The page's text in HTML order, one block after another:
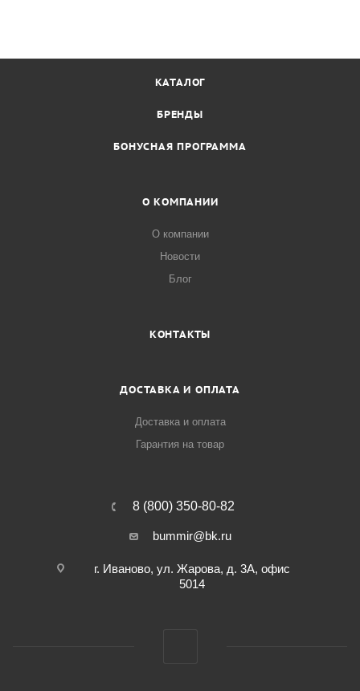
КАТАЛОГ
БРЕНДЫ
БОНУСНАЯ ПРОГРАММА
О КОМПАНИИ
О компании
Новости
Блог
КОНТАКТЫ
ДОСТАВКА И ОПЛАТА
Доставка и оплата
Гарантия на товар
8 (800) 350-80-82
bummir@bk.ru
г. Иваново, ул. Жарова, д. 3А, офис
5014